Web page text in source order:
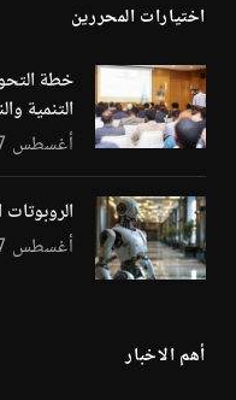
اختيارات المحررين
خطة
التنمية
أغسطس 7, 2026
أغسطس 7, 2026
أهم الاخبار